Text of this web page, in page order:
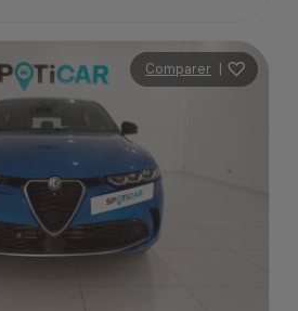
Comparer |